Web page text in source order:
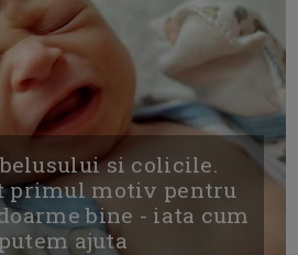
si colicile.
primul motiv pentru
bine - iata cum
ajuta